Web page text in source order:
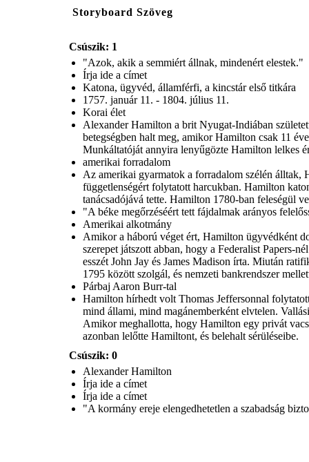
Storyboard Szöveg
Csúszik: 1
"Azok, akik a semmiért állnak, mindenért elestek."
Írja ide a címet
Katona, ügyvéd, államférfi, a kincstár első titkára
1757. január 11. - 1804. július 11.
Korai élet
Alexander Hamilton a brit Nyugat-Indiában
betegségben halt meg, amikor Hamilton csak 11
Munkáltatóját annyira lenyűgözte Hamilton lelkes
amerikai forradalom
Az amerikai gyarmatok a forradalom szélén álltak,
függetlenségért folytatott harcukban. Hamilton
tanácsadójává tette. Hamilton 1780-ban feleségül
"A béke megőrzéséért tett fájdalmak arányos
Amerikai alkotmány
Amikor a háború véget ért, Hamilton ügyvédként
szerepet játszott abban, hogy a Federalist Papers-
esszét John Jay és James Madison írta. Miután
1795 között szolgál, és nemzeti bankrendszer
Párbaj Aaron Burr-tal
Hamilton hírhedt volt Thomas Jeffersonnal
mind állami, mind magánemberként elvtelen.
Amikor meghallotta, hogy Hamilton egy privát
azonban lelőtte Hamiltont, és belehalt sérüléseibe.
Csúszik: 0
Alexander Hamilton
Írja ide a címet
Írja ide a címet
"A kormány ereje elengedhetetlen a szabadság